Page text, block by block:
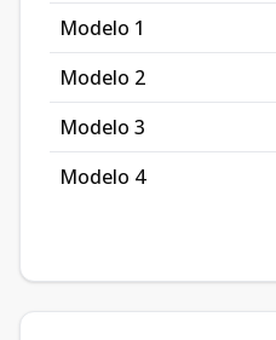
Modelo 1
Modelo 2
Modelo 3
Modelo 4